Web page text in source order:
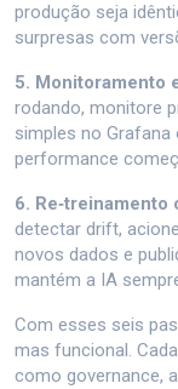
produção seja
surpresas com
5. Monitoramento
rodando, monitore
simples no Grafana
performance
6. Re‑treinamento
detectar drift,
novos dados e
mantém a IA
Com esses seis
mas funcional.
como governance,